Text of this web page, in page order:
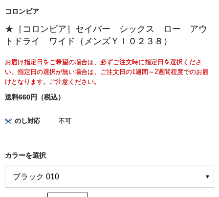
コロンビア
★［コロンビア］セイバー シックス ロー アウ
トドライ ワイド（メンズＹＩ０２３８）
お届け指定日をご希望の場合は、必ずご注文時に指定日を選択くださ
い。指定日の選択が無い場合は、ご注文日の1週間～2週間程度でのお届
けとなります。ご注意ください。
送料660円（税込）
のし対応 不可
カラーを選択